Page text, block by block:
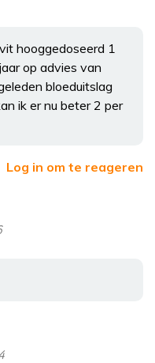
hooggedoseerd 1
op advies van
bloeduitslag
ik er nu beter 2 per
Log in om te reageren